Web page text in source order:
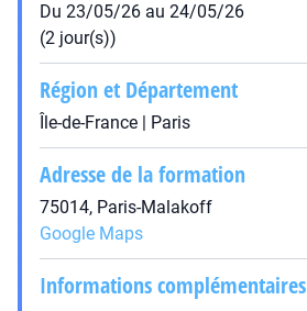
Du 23/05/26 au 24/05/26
(2 jour(s))
Région et Département
Île-de-France | Paris
Adresse de la formation
75014, Paris-Malakoff
Google Maps
Informations complémentaires